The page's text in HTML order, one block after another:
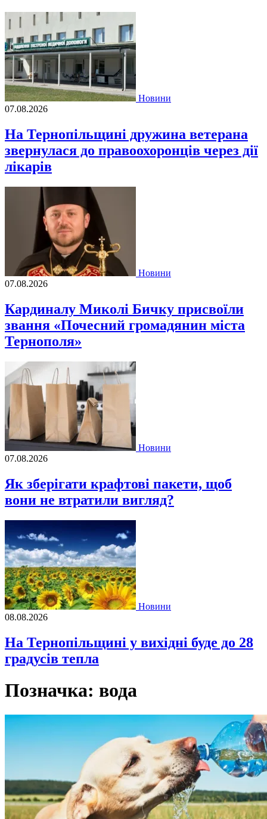
Новини
07.08.2026
На Тернопільщині дружина ветерана
звернулася до правоохоронців через дії
лікарів
Новини
07.08.2026
Кардиналу Миколі Бичку присвоїли
звання «Почесний громадянин міста
Тернополя»
Новини
07.08.2026
Як зберігати крафтові пакети, щоб
вони не втратили вигляд?
Новини
08.08.2026
На Тернопільщині у вихідні буде до 28
градусів тепла
Позначка: вода